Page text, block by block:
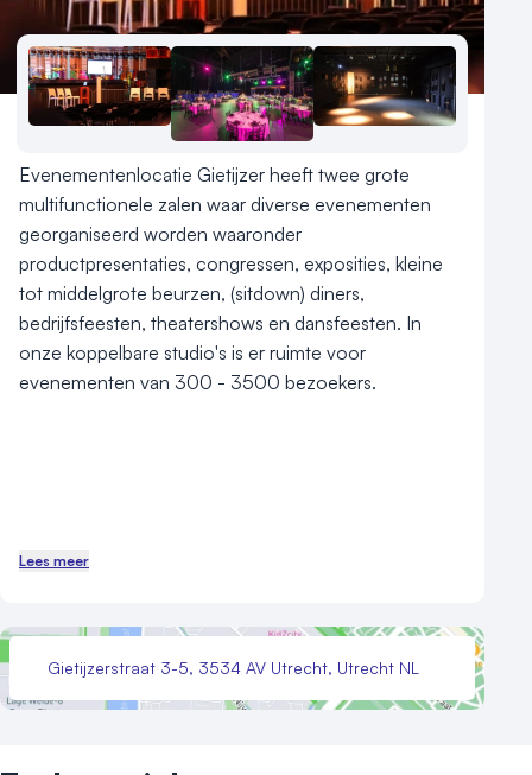
Nieuws
Reviews (5⭐️)
Evenementenlocatie Gietijzer heeft twee grote
multifunctionele zalen waar diverse evenementen
georganiseerd worden waaronder
productpresentaties, congressen, exposities, kleine
tot middelgrote beurzen, (sitdown) diners,
bedrijfsfeesten, theatershows en dansfeesten. In
onze koppelbare studio's is er ruimte voor
evenementen van 300 - 3500 bezoekers.
Lees meer
Gietijzerstraat 3-5, 3534 AV Utrecht, Utrecht NL